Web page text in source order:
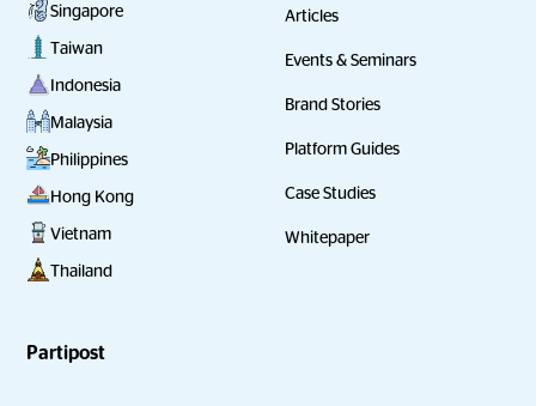
Singapore
Taiwan
Indonesia
Malaysia
Philippines
Hong Kong
Vietnam
Thailand
Articles
Events & Seminars
Brand Stories
Platform Guides
Case Studies
Whitepaper
Partipost